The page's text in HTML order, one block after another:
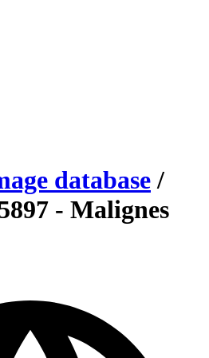
database /
- Malignes